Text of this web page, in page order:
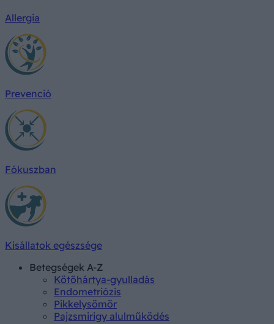
Allergia
Prevenció
Fókuszban
Kisállatok egészsége
Betegségek A-Z
Kötőhártya-gyulladás
Endometriózis
Pikkelysömör
Pajzsmirigy alulműködés